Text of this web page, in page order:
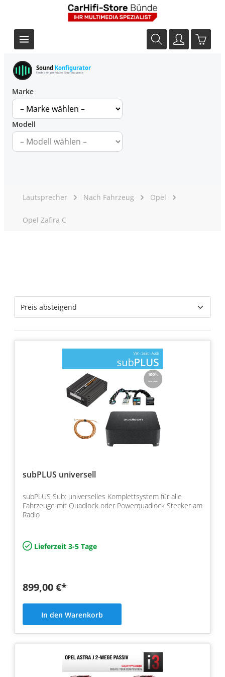
Sound Konfigurator
Finde dein perfektes Soundupgrade
Marke
Modell
Lautsprecher Nach Fahrzeug Opel
Opel Zafira C
subPLUS universell
subPLUS Sub: universelles Komplettsystem für alle
Fahrzeuge mit Quadlock oder Powerquadlock Stecker am
Radio
Lieferzeit 3-5 Tage
899,00 €*
In den Warenkorb